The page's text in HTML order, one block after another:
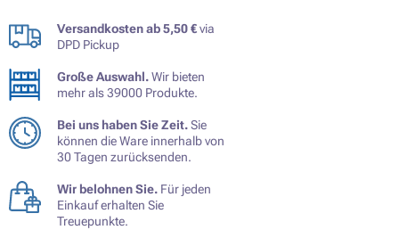
Versandkosten ab 5,50 €via
DPD Pickup
Große Auswahl.Wir bieten
mehr als 39000 Produkte.
Bei uns haben Sie Zeit.Sie
können die Ware innerhalb von
30 Tagen zurücksenden.
Wir belohnen Sie. Für jeden
Einkauf erhalten Sie
Treuepunkte.